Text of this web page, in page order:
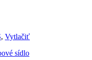
, Vytlačiť
sídlo